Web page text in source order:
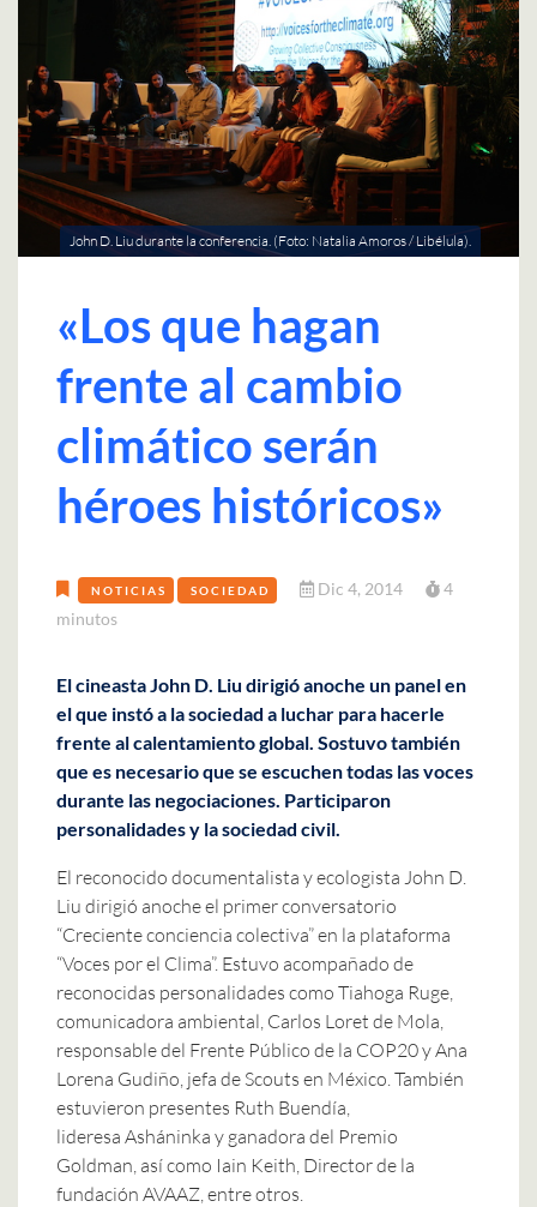
John D. Liu durante la conferencia. (Foto: Natalia Amoros / Libélula).
«Los que hagan
frente al cambio
climático serán
héroes históricos»
NOTICIAS SOCIEDAD Dic 4, 2014
4
minutos
El cineasta John D. Liu dirigió anoche un panel en
el que instó a la sociedad a luchar para hacerle
frente al calentamiento global. Sostuvo también
que es necesario que se escuchen todas las voces
durante las negociaciones. Participaron
personalidades y la sociedad civil.
El reconocido documentalista y ecologista John D.
Liu dirigió anoche el primer conversatorio
“Creciente conciencia colectiva” en la plataforma
“Voces por el Clima”. Estuvo acompañado de
reconocidas personalidades como Tiahoga Ruge,
comunicadora ambiental, Carlos Loret de Mola,
responsable del Frente Público de la COP20 y Ana
Lorena Gudiño, jefa de Scouts en México. También
estuvieron presentes Ruth Buendía,
lideresa Asháninka y ganadora del Premio
Goldman, así como Iain Keith, Director de la
fundación AVAAZ, entre otros.